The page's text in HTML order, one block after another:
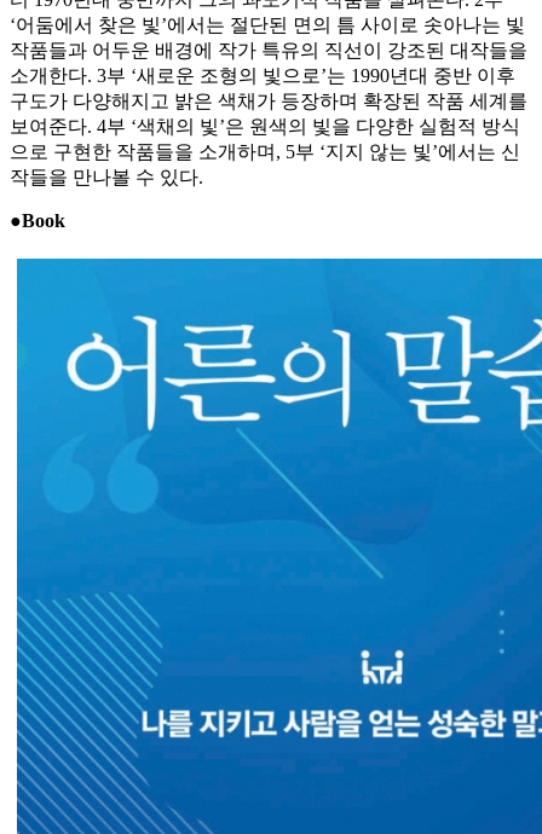
‘어둠에서 찾은 빛’에서는 절단된 면의 틈 사이로 솟아나는 빛
작품들과 어두운 배경에 작가 특유의 직선이 강조된 대작들을
소개한다. 3부 ‘새로운 조형의 빛으로’는 1990년대 중반 이후
구도가 다양해지고 밝은 색채가 등장하며 확장된 작품 세계를
보여준다. 4부 ‘색채의 빛’은 원색의 빛을 다양한 실험적 방식
으로 구현한 작품들을 소개하며, 5부 ‘지지 않는 빛’에서는 신
작들을 만나볼 수 있다.
●Book